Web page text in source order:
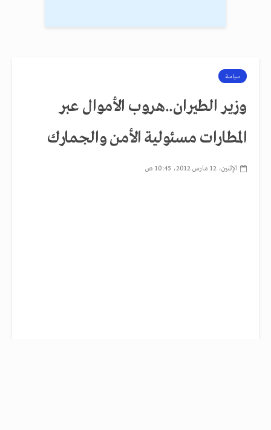
سياسة
وزير الطيران..هروب الأموال عبر
المطارات مسئولية الأمن والجمارك
الإثنين، 12 مارس 2012، 10:45 ص